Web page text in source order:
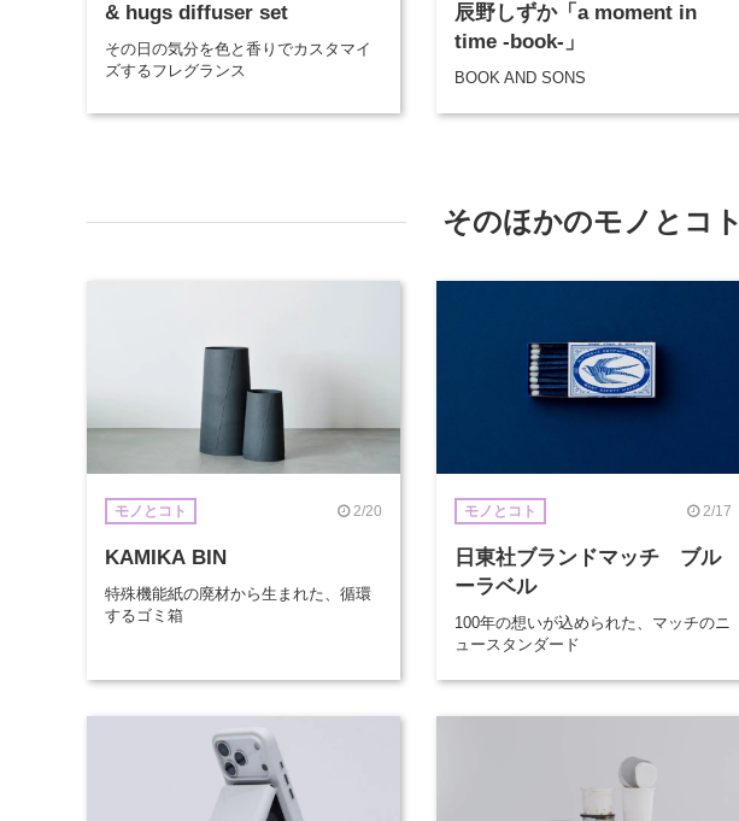
& hugs diffuser set
その日の気分を色と香りでカスタマイ
ズするフレグランス
辰野しずか「a moment in
time -book-」
BOOK AND SONS
そのほかのモノとコト
モノとコト 2/20
KAMIKA BIN
特殊機能紙の廃材から生まれた、循環
するゴミ箱
モノとコト 2/17
日東社ブランドマッチ ブル
ーラベル
100年の想いが込められた、マッチのニ
ュースタンダード